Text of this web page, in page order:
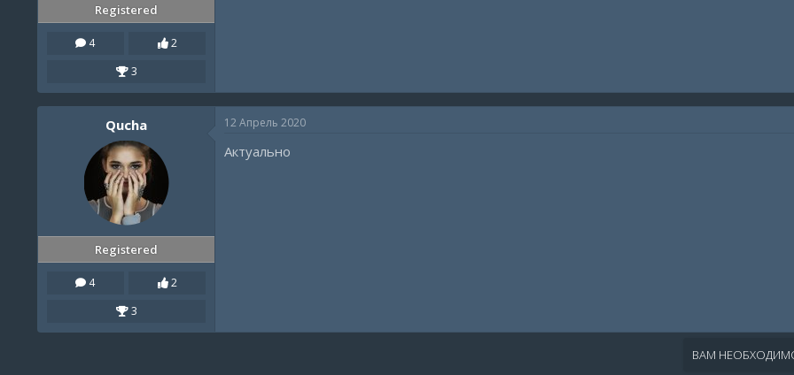
Registered
4
2
3
Qucha
Registered
4
2
3
12 Апрель 2020
Актуально
ВАМ